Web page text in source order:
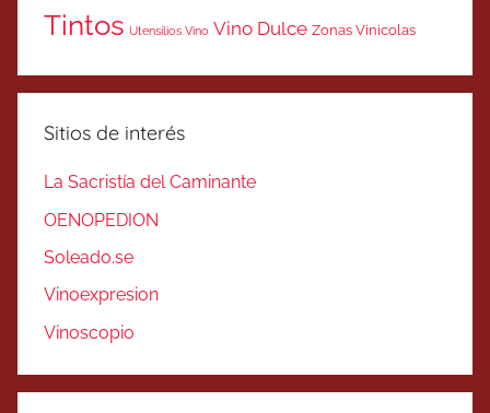
Tintos Utensilios Vino Vino Dulce Zonas Vinicolas
Sitios de interés
La Sacristía del Caminante
OENOPEDION
Soleado.se
Vinoexpresion
Vinoscopio